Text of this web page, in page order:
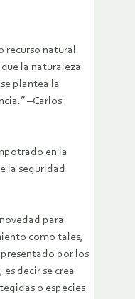
natural
la naturaleza
plantea la
–Carlos
en la
la seguridad
para
como tales,
por los
decir se crea
o especies